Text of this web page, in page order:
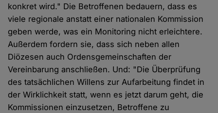
konkret wird." Die Betroffenen bedauern, dass es
viele regionale anstatt einer nationalen Kommission
geben werde, was ein Monitoring nicht erleichtere.
Außerdem fordern sie, dass sich neben allen
Diözesen auch Ordensgemeinschaften der
Vereinbarung anschließen. Und: "Die Überprüfung
des tatsächlichen Willens zur Aufarbeitung findet in
der Wirklichkeit statt, wenn es jetzt darum geht, die
Kommissionen einzusetzen, Betroffene zu